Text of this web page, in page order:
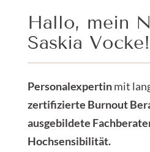
Hallo, mein
Saskia Vocke!
Personalexpertinmit
zertifizierte Burnout
ausgebildete
Hochsensibilität.